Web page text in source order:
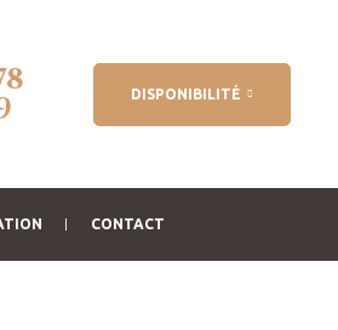
DISPONIBILITÉ
CONTACT